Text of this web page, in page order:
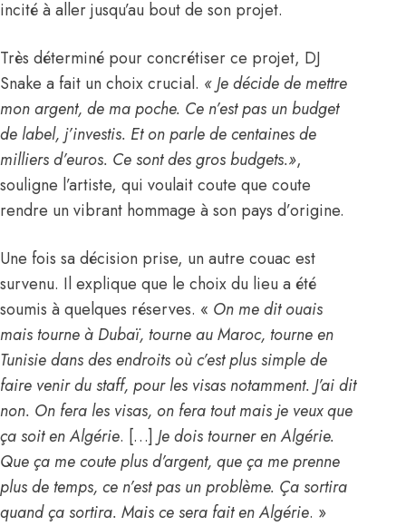
incité à aller jusqu’au bout de son projet.
Très déterminé pour concrétiser ce projet, DJ
Snake a fait un choix crucial. « Je décide de mettre
mon argent, de ma poche. Ce n’est pas un budget
de label, j’investis. Et on parle de centaines de
milliers d’euros. Ce sont des gros budgets.»,
souligne l’artiste, qui voulait coute que coute
rendre un vibrant hommage à son pays d’origine.
Une fois sa décision prise, un autre couac est
survenu. Il explique que le choix du lieu a été
soumis à quelques réserves. « On me ditouais
mais tourne à Dubaï, tourne auMaroc, tourne en
Tunisiedans des endroits où c’est plus simple de
faire venir du staff, pour les visas notamment. J’ai dit
non. On fera les visas, on fera tout mais je veux que
ça soit en Algérie. […] Je dois tourner enAlgérie.
Que ça me coute plus d’argent, que ça me prenne
plus de temps, ce n’est pas un problème. Ça sortira
quand ça sortira. Mais ce sera fait en Algérie. »